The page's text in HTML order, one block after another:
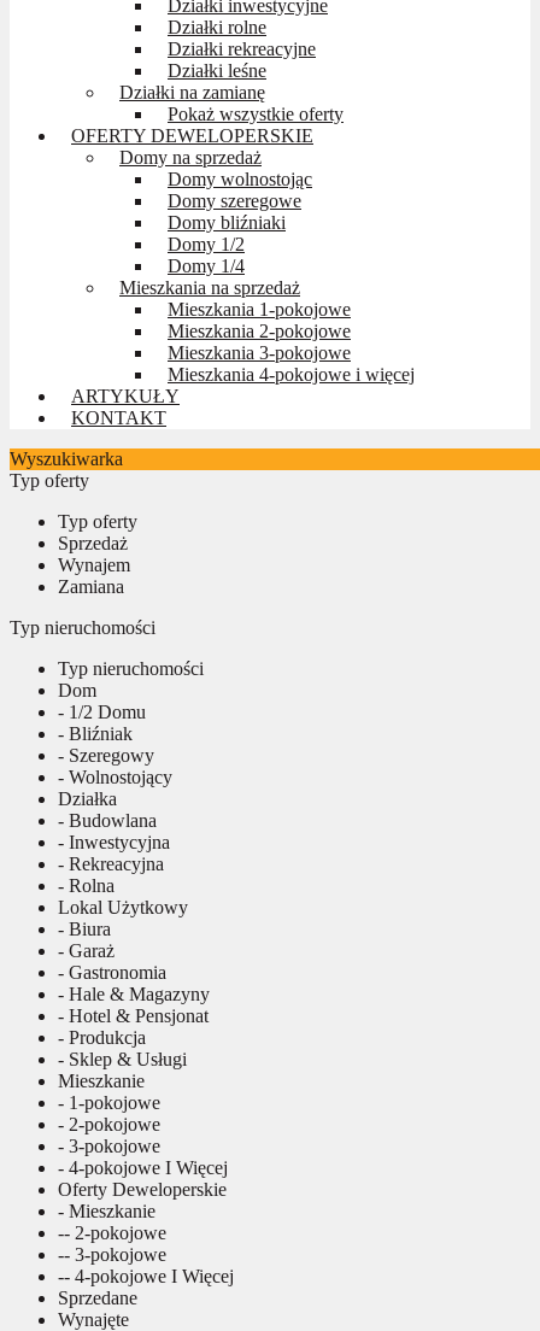
Działki inwestycyjne
Działki rolne
Działki rekreacyjne
Działki leśne
Działki na zamianę
Pokaż wszystkie oferty
OFERTY DEWELOPERSKIE
Domy na sprzedaż
Domy wolnostojąc
Domy szeregowe
Domy bliźniaki
Domy 1/2
Domy 1/4
Mieszkania na sprzedaż
Mieszkania 1-pokojowe
Mieszkania 2-pokojowe
Mieszkania 3-pokojowe
Mieszkania 4-pokojowe i więcej
ARTYKUŁY
KONTAKT
Wyszukiwarka
Typ oferty
Typ oferty
Sprzedaż
Wynajem
Zamiana
Typ nieruchomości
Typ nieruchomości
Dom
- 1/2 Domu
- Bliźniak
- Szeregowy
- Wolnostojący
Działka
- Budowlana
- Inwestycyjna
- Rekreacyjna
- Rolna
Lokal Użytkowy
- Biura
- Garaż
- Gastronomia
- Hale & Magazyny
- Hotel & Pensjonat
- Produkcja
- Sklep & Usługi
Mieszkanie
- 1-pokojowe
- 2-pokojowe
- 3-pokojowe
- 4-pokojowe I Więcej
Oferty Deweloperskie
- Mieszkanie
-- 2-pokojowe
-- 3-pokojowe
-- 4-pokojowe I Więcej
Sprzedane
Wynajęte